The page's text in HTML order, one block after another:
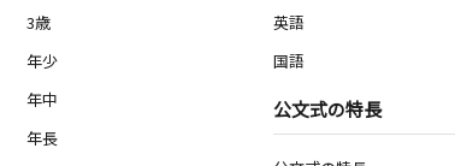
3歳
年少
年中
年長
英語
国語
公文式の特長